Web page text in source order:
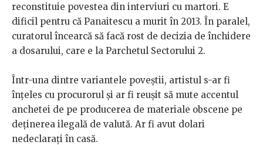
reconstituie povestea din interviuri cu martori. E
dificil pentru că Panaitescu a murit în 2013. În paralel,
curatorul încearcă să facă rost de decizia de închidere
a dosarului, care e la Parchetul Sectorului 2.
Într-una dintre variantele poveștii, artistul s-ar fi
înțeles cu procurorul și ar fi reușit să mute accentul
anchetei de pe producerea de materiale obscene pe
deținerea ilegală de valută. Ar fi avut dolari
nedeclarați în casă.